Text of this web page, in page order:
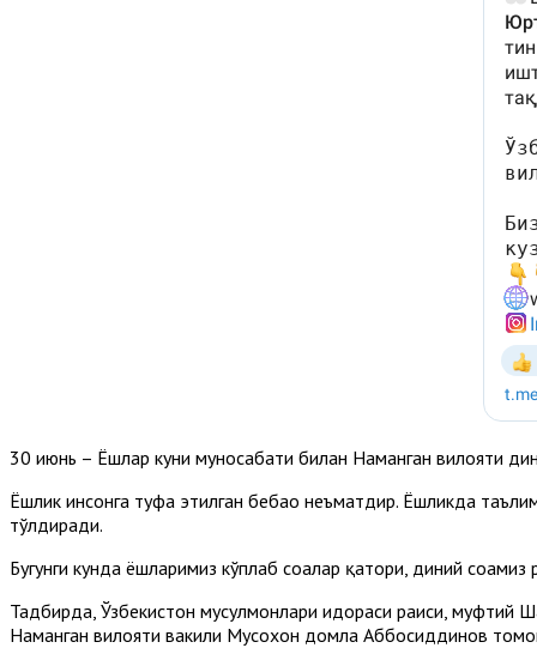
30 июнь – Ёшлар куни муносабати билан Наманган вилояти
Ёшлик инсонга туҳфа этилган бебаҳо неъматдир. Ёшликда
тўлдиради.
Бугунги кунда ёшларимиз кўплаб соҳалар қатори, диний
Тадбирда, Ўзбекистон мусулмонлари идораси раиси, муфтий
Наманган вилояти вакили Мусохон домла Аббосиддинов